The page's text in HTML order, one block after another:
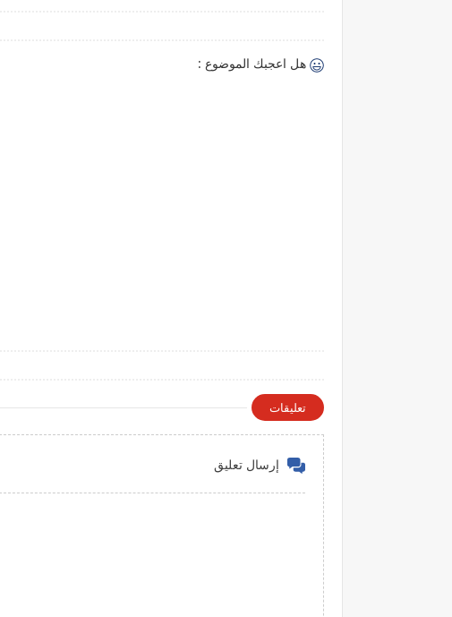
هل اعجبك الموضوع :
تعليقات
إرسال تعليق